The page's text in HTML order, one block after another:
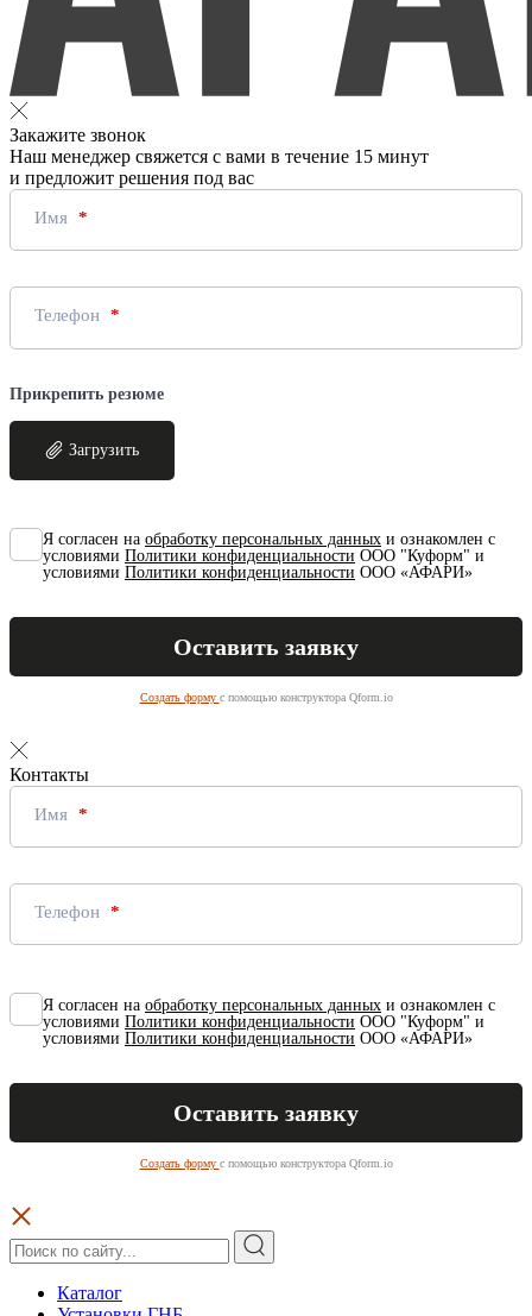
Закажите звонок
Наш менеджер свяжется с вами в течение 15 минут
и предложит решения под вас
Имя
Телефон
Прикрепить резюме
Загрузить
Я согласен на обработку персональных данных и ознакомлен с
условиями Политики конфиденциальности ООО "Куформ" и
условиями Политики конфиденциальности ООО «АФАРИ»
Создать форму с помощью конструктора Qform.io
Контакты
Имя
Телефон
Я согласен на обработку персональных данных и ознакомлен с
условиями Политики конфиденциальности ООО "Куформ" и
условиями Политики конфиденциальности ООО «АФАРИ»
Создать форму с помощью конструктора Qform.io
Каталог